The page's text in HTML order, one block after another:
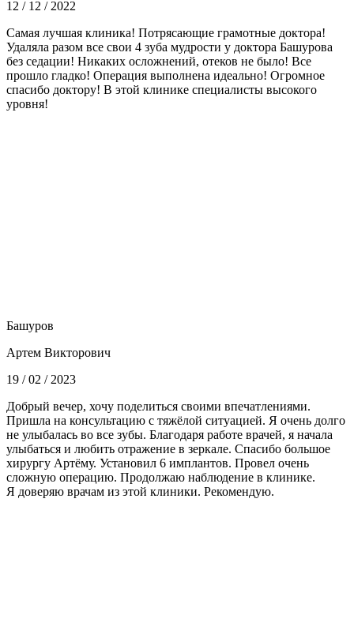
12 / 12 / 2022
Самая лучшая клиника! Потрясающие грамотные доктора!
Удаляла разом все свои 4 зуба мудрости у доктора Башурова
без седации! Никаких осложнений, отеков не было! Все
прошло гладко! Операция выполнена идеально! Огромное
спасибо доктору! В этой клинике специалисты высокого
уровня!
Башуров
Артем Викторович
19 / 02 / 2023
Добрый вечер, хочу поделиться своими впечатлениями.
Пришла на консультацию с тяжёлой ситуацией. Я очень долго
не улыбалась во все зубы. Благодаря работе врачей, я начала
улыбаться и любить отражение в зеркале. Спасибо большое
хирургу Артёму. Установил 6 имплантов. Провел очень
сложную операцию. Продолжаю наблюдение в клинике.
Я доверяю врачам из этой клиники. Рекомендую.